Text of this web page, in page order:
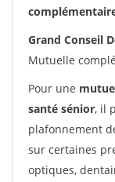
Grand Conseil
Mutuelle
Pour une
santé sénior, il
plafonnement
sur certaines
optiques,